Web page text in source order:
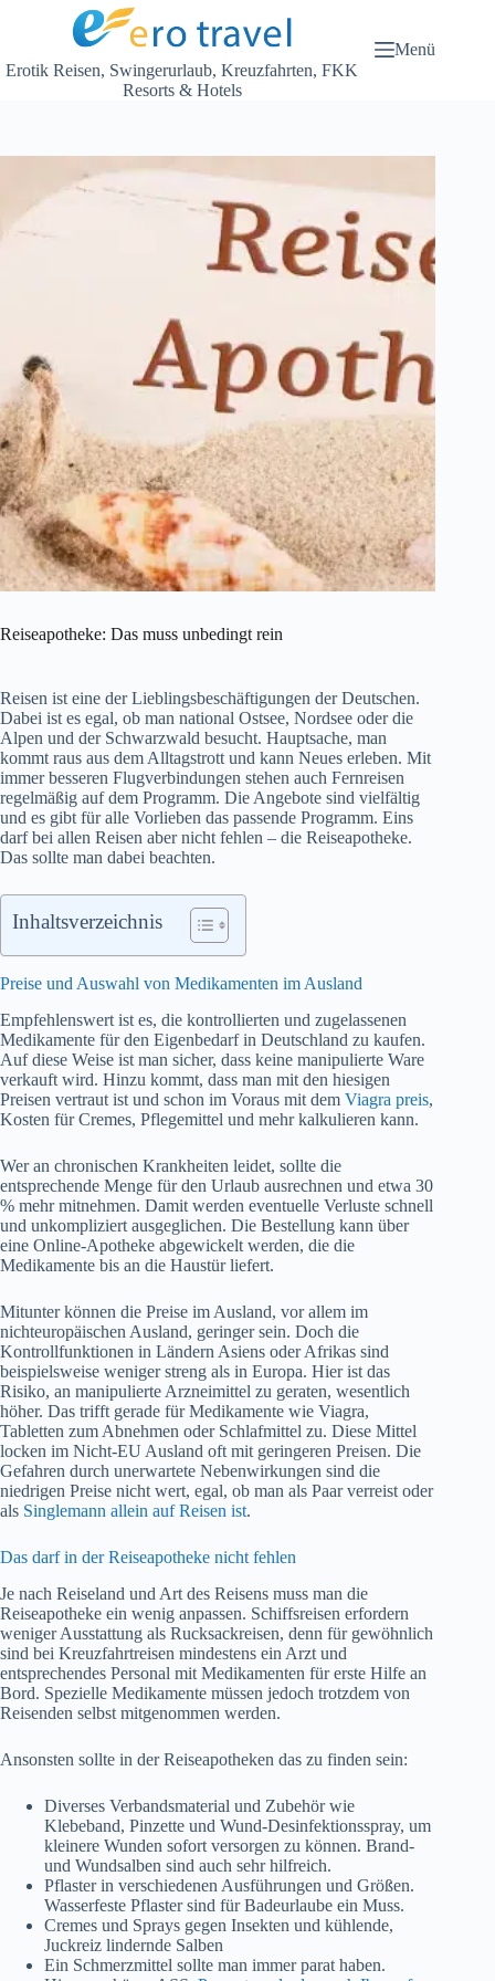
Erotik Reisen, Swingerurlaub, Kreuzfahrten, FKK
Resorts & Hotels
Menü
Reiseapotheke: Das muss unbedingt rein
Reisen ist eine der Lieblingsbeschäftigungen der Deutschen.
Dabei ist es egal, ob man national Ostsee, Nordsee oder die
Alpen und der Schwarzwald besucht. Hauptsache, man
kommt raus aus dem Alltagstrott und kann Neues erleben. Mit
immer besseren Flugverbindungen stehen auch Fernreisen
regelmäßig auf dem Programm. Die Angebote sind vielfältig
und es gibt für alle Vorlieben das passende Programm. Eins
darf bei allen Reisen aber nicht fehlen – die Reiseapotheke.
Das sollte man dabei beachten.
Inhaltsverzeichnis
Preise und Auswahl von Medikamenten im Ausland
Empfehlenswert ist es, die kontrollierten und zugelassenen
Medikamente für den Eigenbedarf in Deutschland zu kaufen.
Auf diese Weise ist man sicher, dass keine manipulierte Ware
verkauft wird. Hinzu kommt, dass man mit den hiesigen
Preisen vertraut ist und schon im Voraus mit dem Viagra preis,
Kosten für Cremes, Pflegemittel und mehr kalkulieren kann.
Wer an chronischen Krankheiten leidet, sollte die
entsprechende Menge für den Urlaub ausrechnen und etwa 30
% mehr mitnehmen. Damit werden eventuelle Verluste schnell
und unkompliziert ausgeglichen. Die Bestellung kann über
eine Online-Apotheke abgewickelt werden, die die
Medikamente bis an die Haustür liefert.
Mitunter können die Preise im Ausland, vor allem im
nichteuropäischen Ausland, geringer sein. Doch die
Kontrollfunktionen in Ländern Asiens oder Afrikas sind
beispielsweise weniger streng als in Europa. Hier ist das
Risiko, an manipulierte Arzneimittel zu geraten, wesentlich
höher. Das trifft gerade für Medikamente wie Viagra,
Tabletten zum Abnehmen oder Schlafmittel zu. Diese Mittel
locken im Nicht-EU Ausland oft mit geringeren Preisen. Die
Gefahren durch unerwartete Nebenwirkungen sind die
niedrigen Preise nicht wert, egal, ob man als Paar verreist oder
als Singlemann allein auf Reisen ist.
Das darf in der Reiseapotheke nicht fehlen
Je nach Reiseland und Art des Reisens muss man die
Reiseapotheke ein wenig anpassen. Schiffsreisen erfordern
weniger Ausstattung als Rucksackreisen, denn für gewöhnlich
sind bei Kreuzfahrtreisen mindestens ein Arzt und
entsprechendes Personal mit Medikamenten für erste Hilfe an
Bord. Spezielle Medikamente müssen jedoch trotzdem von
Reisenden selbst mitgenommen werden.
Ansonsten sollte in der Reiseapotheken das zu finden sein:
Diverses Verbandsmaterial und Zubehör wie
Klebeband, Pinzette und Wund-Desinfektionsspray, um
kleinere Wunden sofort versorgen zu können. Brand-
und Wundsalben sind auch sehr hilfreich.
Pflaster in verschiedenen Ausführungen und Größen.
Wasserfeste Pflaster sind für Badeurlaube ein Muss.
Cremes und Sprays gegen Insekten und kühlende,
Juckreiz lindernde Salben
Ein Schmerzmittel sollte man immer parat haben.